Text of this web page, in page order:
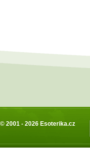
© 2001 - 2026 Esoterika.cz